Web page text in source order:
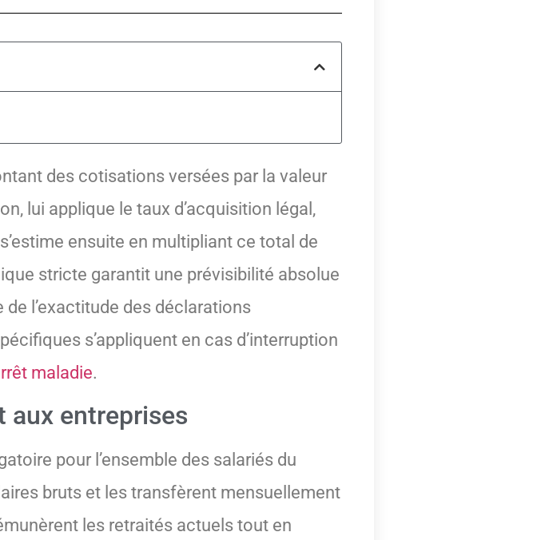
des cotisations versées par la valeur
lui applique le taux d’acquisition légal,
ensuite en multipliant ce total de
stricte garantit une prévisibilité absolue
l’exactitude des déclarations
s’appliquent en cas d’interruption
maladie.
aux entreprises
pour l’ensemble des salariés du
bruts et les transfèrent mensuellement
les retraités actuels tout en